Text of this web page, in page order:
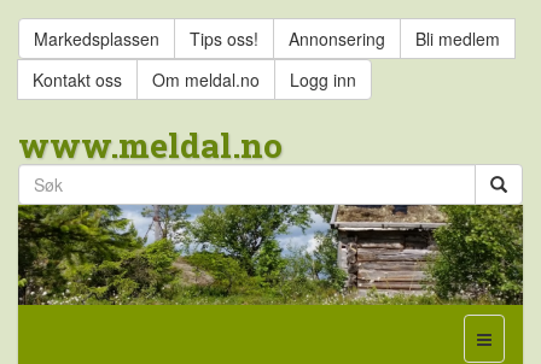
Markedsplassen Tips oss! Annonsering
Bli medlem
Kontakt oss
Om meldal.no Logg inn
www.meldal.no